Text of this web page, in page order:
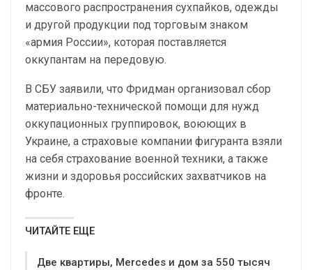
массового распространения сухпайков, одежды
и другой продукции под торговым знаком
«армия России», которая поставляется
оккупантам на передовую.
В СБУ заявили, что Фридман организовал сбор
материально-технической помощи для нужд
оккупационных группировок, воюющих в
Украине, а страховые компании фигуранта взяли
на себя страхование военной техники, а также
жизни и здоровья российских захватчиков на
фронте.
ЧИТАЙТЕ ЕЩЕ
Две квартиры, Mercedes и дом за 550 тысяч